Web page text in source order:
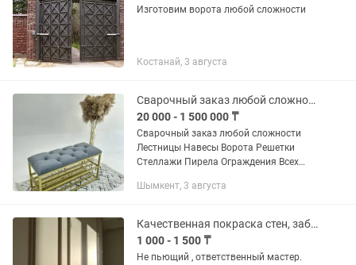
Изготовим ворота любой сложности
Костанай, 3 августа
Сварочный заказ любой сложности
20 000 - 1 500 000 ₸
Сварочный заказ любой сложности
Лестницы Навесы Ворота Решетки
Стеллажи Пирела Ограждения Всех
Инфо
Шымкент, 3 августа
Качественная покраска стен, заборов, ворот.
1 000 - 1 500 ₸
Не пьющий , ответственный мастер.